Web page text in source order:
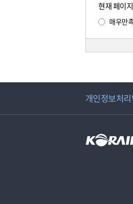
현재 페이
매우만
개인정보처